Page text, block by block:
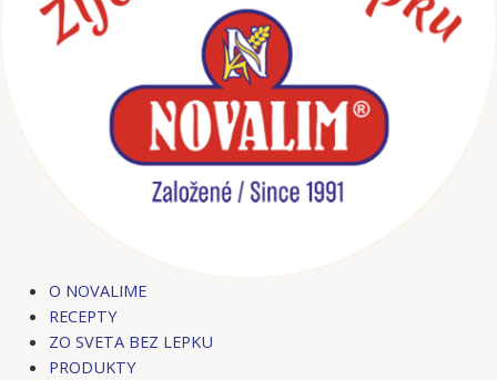
O NOVALIME
RECEPTY
ZO SVETA BEZ LEPKU
PRODUKTY